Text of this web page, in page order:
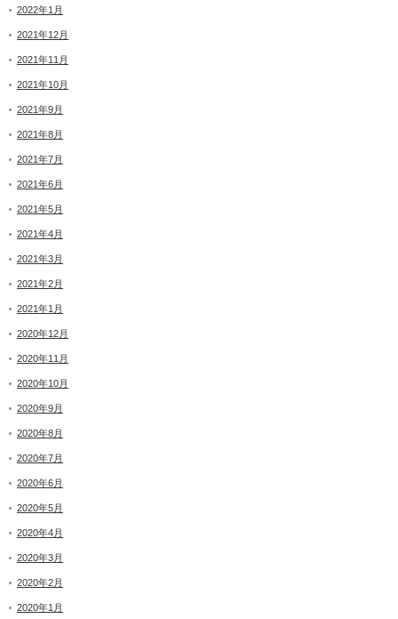
2022年1月
2021年12月
2021年11月
2021年10月
2021年9月
2021年8月
2021年7月
2021年6月
2021年5月
2021年4月
2021年3月
2021年2月
2021年1月
2020年12月
2020年11月
2020年10月
2020年9月
2020年8月
2020年7月
2020年6月
2020年5月
2020年4月
2020年3月
2020年2月
2020年1月